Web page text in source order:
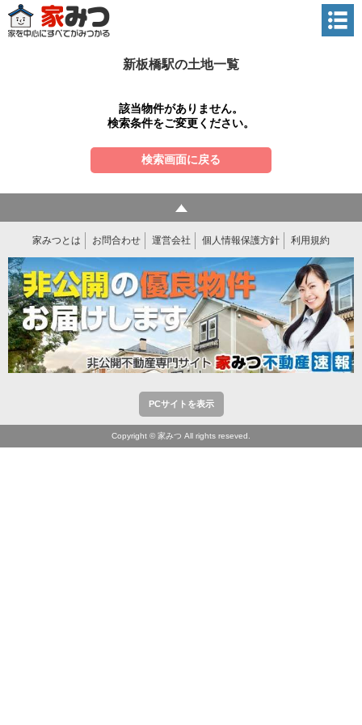
新板橋駅の土地一覧
該当物件がありません。
検索条件をご変更ください。
検索画面に戻る
家みつとは お問合わせ 運営会社 個人情報保護方針 利用規約
PCサイトを表示
Copyright © 家みつ All rights reseved.